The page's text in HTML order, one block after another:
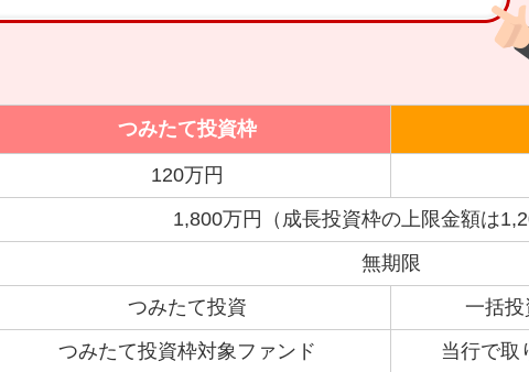
つみたて投資枠
120万円
1,800万円（成長投資枠の上限金額は
無期限
つみたて投資
一括投
つみたて投資枠対象ファンド 当行で取